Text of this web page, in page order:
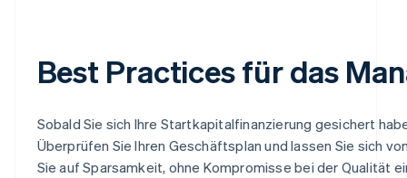
Best Practices für das
Sobald Sie sich Ihre Startkapitalfinanzierung gesichert
Überprüfen Sie Ihren Geschäftsplan und lassen Sie sich
Sie auf Sparsamkeit, ohne Kompromisse bei der Qualität